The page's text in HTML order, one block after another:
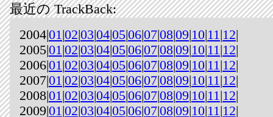
最近の TrackBack:
2004|01|02|03|04|05|06|07|08|09|10|11|12|
2005|01|02|03|04|05|06|07|08|09|10|11|12|
2006|01|02|03|04|05|06|07|08|09|10|11|12|
2007|01|02|03|04|05|06|07|08|09|10|11|12|
2008|01|02|03|04|05|06|07|08|09|10|11|12|
2009|01|02|03|04|05|06|07|08|09|10|11|12|